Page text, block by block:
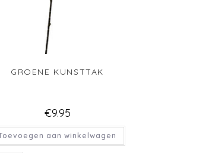
GROENE KUNSTTAK
€9.95
aan winkelwagen